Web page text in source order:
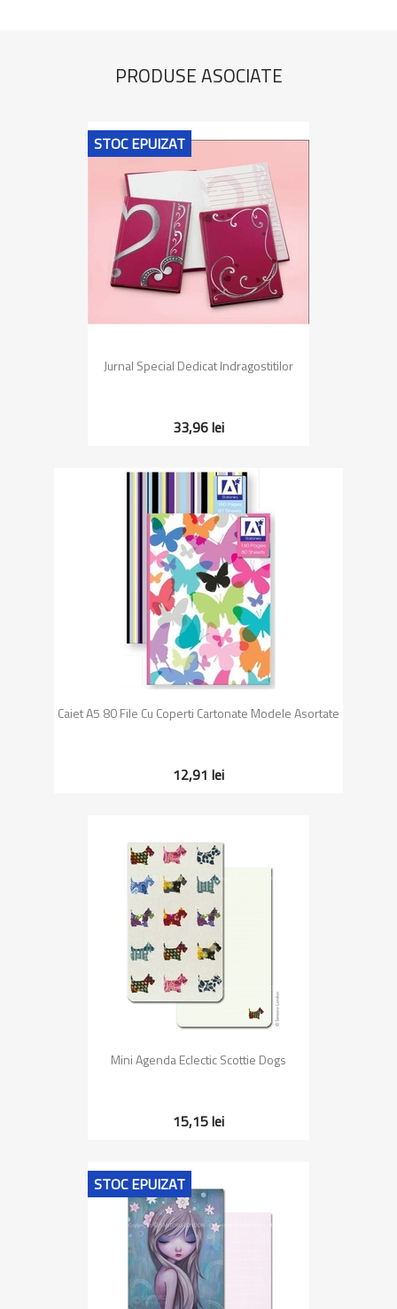
PRODUSE ASOCIATE
Jurnal Special Dedicat Indragostitilor
33,96 lei
STOC EPUIZAT
Caiet A5 80 File Cu Coperti Cartonate Modele Asortate
12,91 lei
Mini Agenda Eclectic Scottie Dogs
15,15 lei
STOC EPUIZAT